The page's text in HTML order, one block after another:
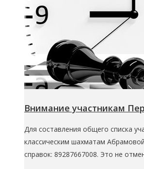
Внимание участникам
Для составления общего списка
классическим шахматам
справок: 89287667008. Это не